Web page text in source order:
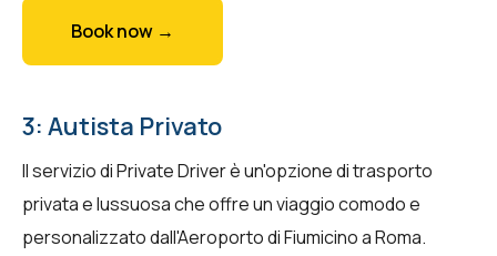
Book now →
3: Autista Privato
Il servizio di Private Driver è un'opzione di trasporto
privata e lussuosa che offre un viaggio comodo e
personalizzato dall'Aeroporto di Fiumicino a Roma.